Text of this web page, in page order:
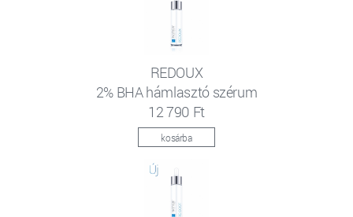
REDOUX
2% BHA hámlasztó szérum
12 790 Ft
kosárba